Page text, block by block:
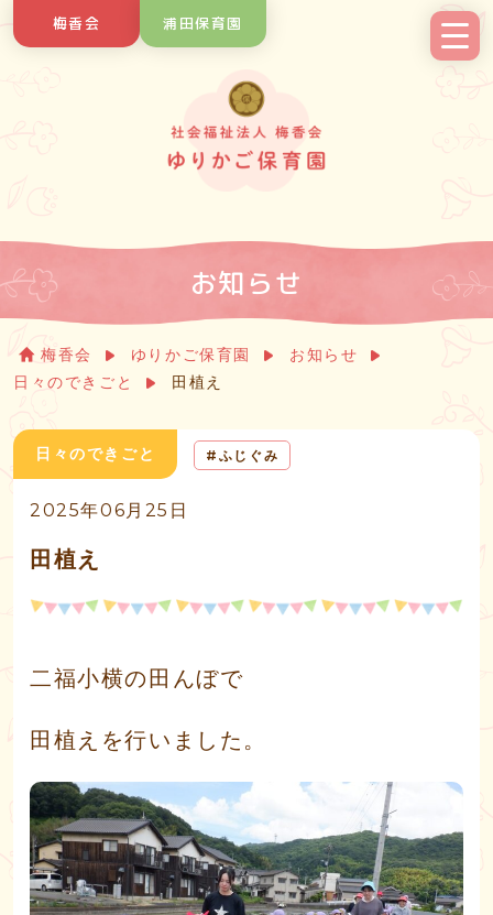
to
梅香会 浦田保育園
お知らせ
梅香会 ゆりかご保育園
お知らせ
日々のできごと
田植え
日々のできごと ふじぐみ
2025年06月25日
田植え
二福小横の田んぼで
田植えを行いました。